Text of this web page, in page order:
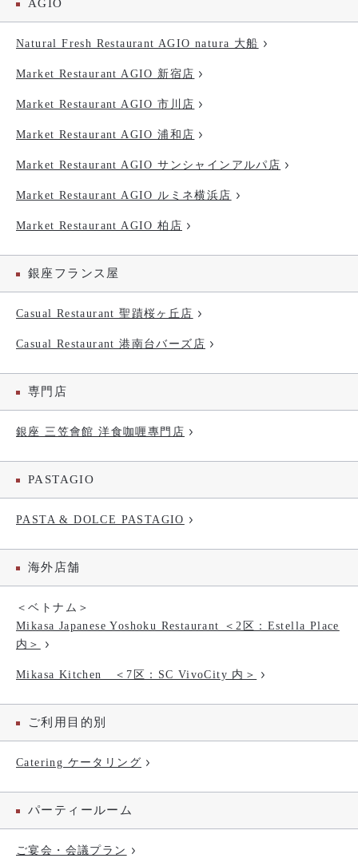
AGIO
Natural Fresh Restaurant AGIO natura 大船
Market Restaurant AGIO 新宿店
Market Restaurant AGIO 市川店
Market Restaurant AGIO 浦和店
Market Restaurant AGIO サンシャインアルパ店
Market Restaurant AGIO ルミネ横浜店
Market Restaurant AGIO 柏店
銀座フランス屋
Casual Restaurant 聖蹟桜ヶ丘店
Casual Restaurant 港南台バーズ店
専門店
銀座 三笠會館 洋食咖喱專門店
PASTAGIO
PASTA & DOLCE PASTAGIO
海外店舗
＜ベトナム＞
Mikasa Japanese Yoshoku Restaurant ＜2区：Estella Place
内＞
Mikasa Kitchen ＜7区：SC VivoCity 内＞
ご利用目的別
Catering ケータリング
パーティールーム
ご宴会・会議プラン